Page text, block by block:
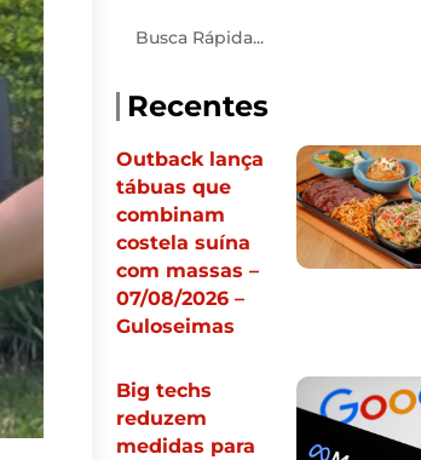
Recentes
Outback lança
tábuas que
combinam
costela suína
com massas –
07/08/2026 –
Guloseimas
Big techs
reduzem
medidas para